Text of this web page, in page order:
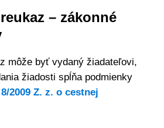
– zákonné
môže byť vydaný žiadateľovi,
žiadosti spĺňa podmienky
2009 Z. z. o cestnej